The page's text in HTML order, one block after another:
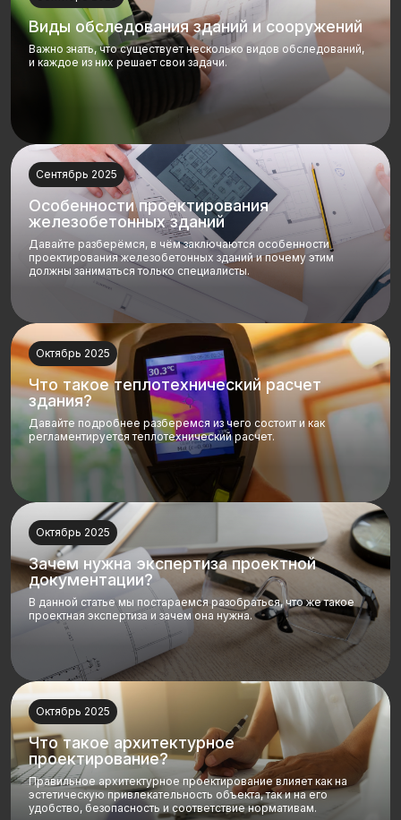
Виды обследования зданий и сооружений
Важно знать, что существует несколько видов обследований,
и каждое из них решает свои задачи.
Сентябрь 2025
Особенности проектирования
железобетонных зданий
Давайте разберёмся, в чём заключаются особенности
проектирования железобетонных зданий и почему этим
должны заниматься только специалисты.
Октябрь 2025
Что такое теплотехнический расчет
здания?
Давайте подробнее разберемся из чего состоит и как
регламентируется теплотехнический расчет.
Октябрь 2025
Зачем нужна экспертиза проектной
документации?
В данной статье мы постараемся разобраться, что же такое
проектная экспертиза и зачем она нужна.
Октябрь 2025
Что такое архитектурное
проектирование?
Правильное архитектурное проектирование влияет как на
эстетическую привлекательность объекта, так и на его
удобство, безопасность и соответствие нормативам.